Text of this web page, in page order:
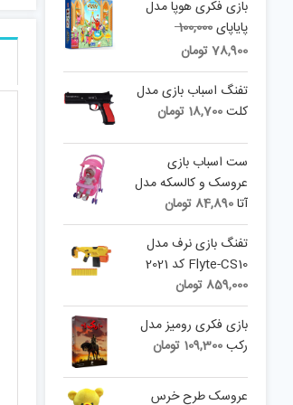
بازی فکری هوپا مدل
پایاپای100,000
Original
was:
100,000 تومان.
78,900تومان
price
is:
78,900 تومان.
تفنگ اسباب بازی مدل
کلت18,700 تومان
ست اسباب بازی
عروسک و کالسکه مدل
آتا84,890 تومان
تفنگ بازی نرف مدل
Flyte-CS10 کد 2021
859,000 تومان
بازی فکری رومیز مدل
رکب109,300 تومان
عروسک طرح خرس